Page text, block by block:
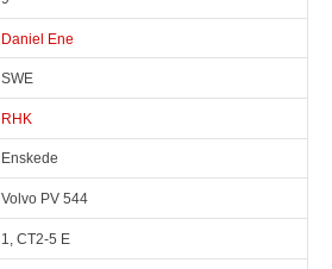
Daniel Ene
SWE
RHK
Enskede
Volvo PV 544
1, CT2-5 E